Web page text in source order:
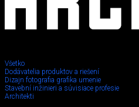
Všetko
Dodávatelia produktov a riešení
Dizajn fotografia grafika umenie
Stavební inžinieri a súvisiace profesie
Architekti